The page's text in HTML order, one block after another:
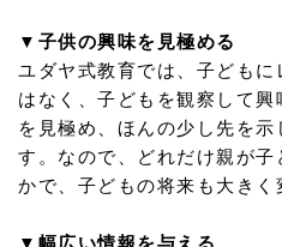
▼子供の興味を見極める
ユダヤ式教育では、子ども
はなく、子どもを観察して興
を見極め、ほんの少し先を
す。なので、どれだけ親が子
かで、子どもの将来も大きく
▼幅広い情報を与える